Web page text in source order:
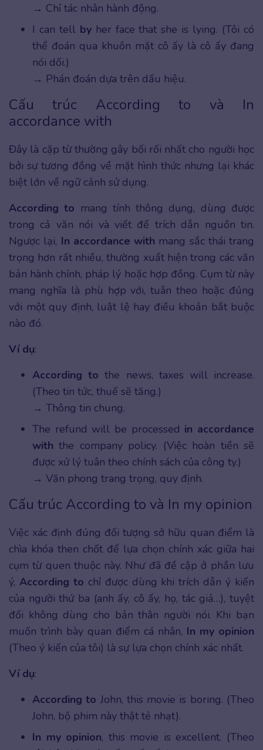
→ Chỉ tác nhân hành động.
I can tell byher face that she is lying. (Tôi có
thể đoán qua khuôn mặt cô ấy là cô ấy đang
nói dối.)
→ Phán đoán dựa trên dấu hiệu.
Cấu trúc According to và In
accordance with
Đây là cặp từ thường gây bối rối nhất cho người học
bởi sự tương đồng về mặt hình thức nhưng lại khác
biệt lớn về ngữ cảnh sử dụng.
According to mang tính thông dụng, dùng được
trong cả văn nói và viết để trích dẫn nguồn tin.
Ngược lại, In accordance with mang sắc thái trang
trọng hơn rất nhiều, thường xuất hiện trong các văn
bản hành chính, pháp lý hoặc hợp đồng. Cụm từ này
mang nghĩa là phù hợp với, tuân theo hoặc đúng
với một quy định, luật lệ hay điều khoản bắt buộc
nào đó.
Ví dụ:
According to the news, taxes will increase.
(Theo tin tức, thuế sẽ tăng.)
→ Thông tin chung.
The refund will be processed in accordance
with the company policy. (Việc hoàn tiền sẽ
được xử lý tuân theo chính sách của công ty.)
→ Văn phong trang trọng, quy định.
Cấu trúc According to và In my opinion
Việc xác định đúng đối tượng sở hữu quan điểm là
chìa khóa then chốt để lựa chọn chính xác giữa hai
cụm từ quen thuộc này. Như đã đề cập ở phần lưu
ý, According to chỉ được dùng khi trích dẫn ý kiến
của người thứ ba (anh ấy, cô ấy, họ, tác giả…), tuyệt
đối không dùng cho bản thân người nói. Khi bạn
muốn trình bày quan điểm cá nhân, In my opinion
(Theo ý kiến của tôi) là sự lựa chọn chính xác nhất.
Ví dụ:
According to John, this movie is boring. (Theo
John, bộ phim này thật tẻ nhạt).
In my opinion, this movie is excellent. (Theo